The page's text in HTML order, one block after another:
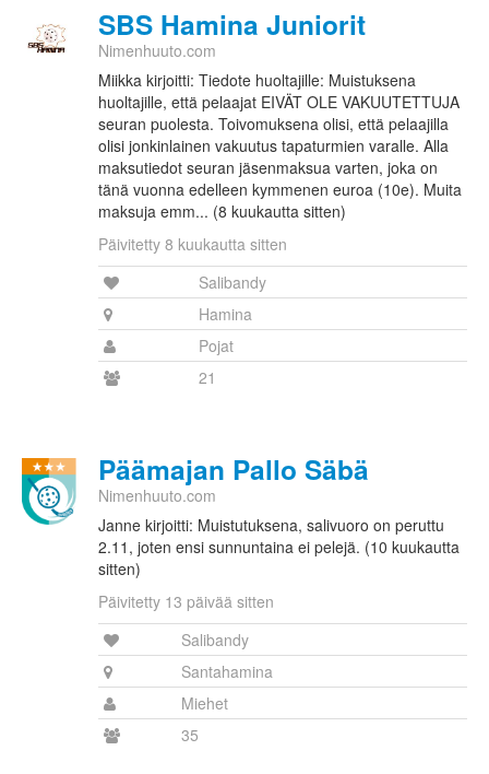
SBS Hamina Juniorit
Nimenhuuto.com
Miikka kirjoitti: Tiedote huoltajille: Muistuksena
huoltajille, että pelaajat EIVÄT OLE VAKUUTETTUJA
seuran puolesta. Toivomuksena olisi, että pelaajilla
olisi jonkinlainen vakuutus tapaturmien varalle. Alla
maksutiedot seuran jäsenmaksua varten, joka on
tänä vuonna edelleen kymmenen euroa (10e). Muita
maksuja emm... (8 kuukautta sitten)
Päivitetty 8 kuukautta sitten
Salibandy
Hamina
Pojat
21
Päämajan Pallo Säbä
Nimenhuuto.com
Janne kirjoitti: Muistutuksena, salivuoro on peruttu
2.11, joten ensi sunnuntaina ei pelejä. (10 kuukautta
sitten)
Päivitetty 13 päivää sitten
Salibandy
Santahamina
Miehet
35